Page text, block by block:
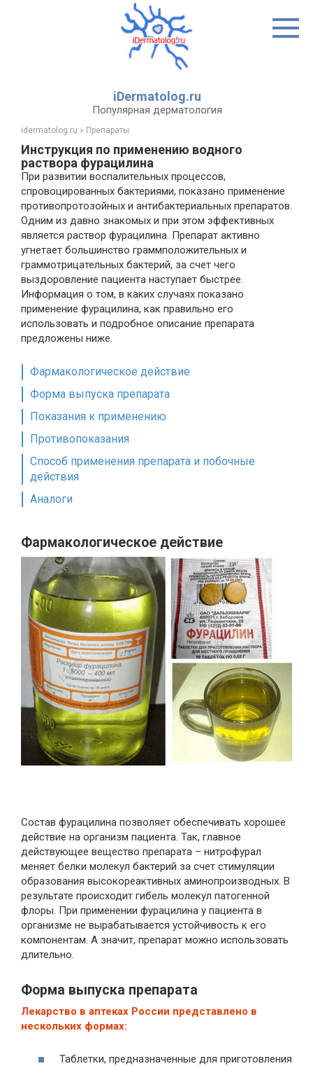
iDermatolog.ru
Популярная дерматология
idermatolog.ru » Препараты
Инструкция по применению водного
раствора фурацилина
При развитии воспалительных процессов,
спровоцированных бактериями, показано применение
противопротозойных и антибактериальных препаратов.
Одним из давно знакомых и при этом эффективных
является раствор фурацилина. Препарат активно
угнетает большинство граммположительных и
граммотрицательных бактерий, за счет чего
выздоровление пациента наступает быстрее.
Информация о том, в каких случаях показано
применение фурацилина, как правильно его
использовать и подробное описание препарата
предложены ниже.
Фармакологическое действие
Форма выпуска препарата
Показания к применению
Противопоказания
Способ применения препарата и побочные
действия
Аналоги
Фармакологическое действие
Состав фурацилина позволяет обеспечивать хорошее
действие на организм пациента. Так, главное
действующее вещество препарата – нитрофурал
меняет белки молекул бактерий за счет стимуляции
образования высокореактивных аминопроизводных. В
результате происходит гибель молекул патогенной
флоры. При применении фурацилина у пациента в
организме не вырабатывается устойчивость к его
компонентам. А значит, препарат можно использовать
длительно.
Форма выпуска препарата
Лекарство в аптеках России представлено в
нескольких формах:
Таблетки, предназначенные для приготовления